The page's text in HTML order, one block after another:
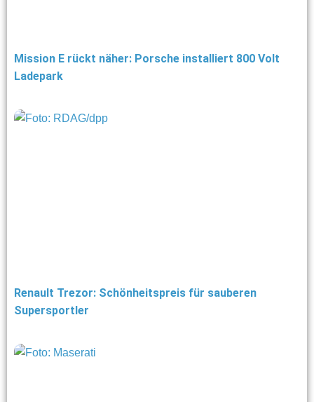
Mission E rückt näher: Porsche installiert 800 Volt
Ladepark
Renault Trezor: Schönheitspreis für sauberen
Supersportler